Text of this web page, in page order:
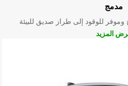
مدمج
للوقود إلى طراز صديق للبيئة
المزيد